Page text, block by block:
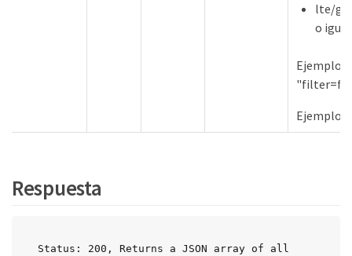
lte/
o
Ejemplo
Ejemplos
Respuesta
Status: 200, Returns a JSON array of all